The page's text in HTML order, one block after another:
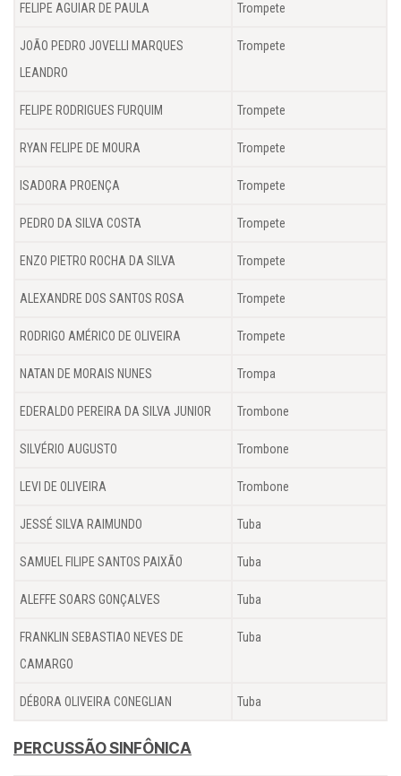
FELIPE AGUIAR DE PAULA Trompete
JOÃO PEDRO JOVELLI MARQUES
LEANDRO
Trompete
FELIPE RODRIGUES FURQUIM Trompete
RYAN FELIPE DE MOURA Trompete
ISADORA PROENÇA Trompete
PEDRO DA SILVA COSTA Trompete
ENZO PIETRO ROCHA DA SILVA Trompete
ALEXANDRE DOS SANTOS ROSA Trompete
RODRIGO AMÉRICO DE OLIVEIRA Trompete
NATAN DE MORAIS NUNES Trompa
EDERALDO PEREIRA DA SILVA JUNIOR Trombone
SILVÉRIO AUGUSTO Trombone
LEVI DE OLIVEIRA Trombone
JESSÉ SILVA RAIMUNDO Tuba
SAMUEL FILIPE SANTOS PAIXÃO Tuba
ALEFFE SOARS GONÇALVES Tuba
FRANKLIN SEBASTIAO NEVES DE
CAMARGO
Tuba
DÉBORA OLIVEIRA CONEGLIAN Tuba
PERCUSSÃO SINFÔNICA